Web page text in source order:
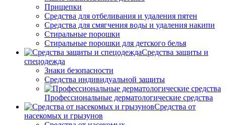
Прищепки
Средства для отбеливания и удаления пятен
Средства для смягчения воды и удаления накипи
Стиральные порошки
Стиральные порошки для детского белья
Средства защиты и
спецодежда
Знаки безопасности
Средства индивидуальной защиты
Профессиональные дерматологические средства
Средства от
насекомых и грызунов